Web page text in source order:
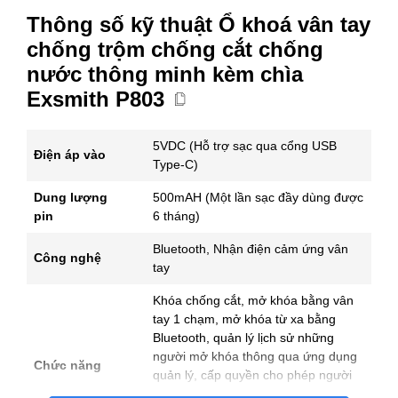
Exsmith
kèm
chìa
Exsmith
P803
số
Thông số kỹ thuật Ổ khoá vân tay
chống trộm chống cắt chống
nước thông minh kèm chìa
Exsmith P803
Điện áp vào
5VDC (Hỗ trợ sạc qua cổng USB
Type-C)
Dung lượng
pin
500mAH (Một lần sạc đầy dùng được
6 tháng)
Công nghệ
Bluetooth, Nhận điện cảm ứng vân
tay
Chức năng
Khóa chống cắt, mở khóa bằng vân
tay 1 chạm, mở khóa từ xa bằng
Bluetooth, quản lý lịch sử những
người mở khóa thông qua ứng dụng
quản lý, cấp quyền cho phép người
nào mở khóa người nào không. Có